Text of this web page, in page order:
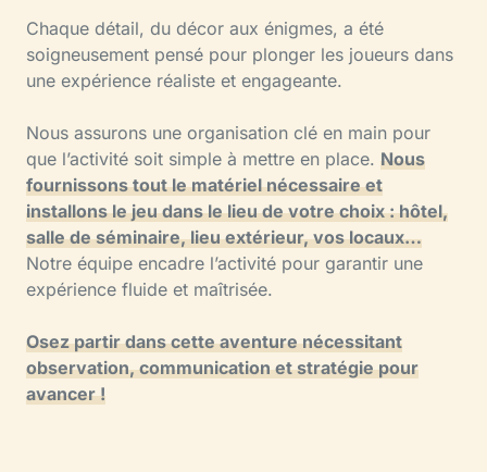
Chaque détail, du décor aux énigmes, a été
soigneusement pensé pour plonger les joueurs dans
une expérience réaliste et engageante.
Nous assurons une organisation clé en main pour
que l’activité soit simple à mettre en place. Nous
fournissons tout le matériel nécessaire et
installons le jeu dans le lieu de votre choix : hôtel,
salle de séminaire, lieu extérieur, vos locaux…
Notre équipe encadre l’activité pour garantir une
expérience fluide et maîtrisée.
Osez partir dans cette aventure nécessitant
observation, communication et stratégie pour
avancer !